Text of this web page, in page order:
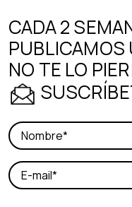
CADA 2
PUBLICAMOS
NO TE LO